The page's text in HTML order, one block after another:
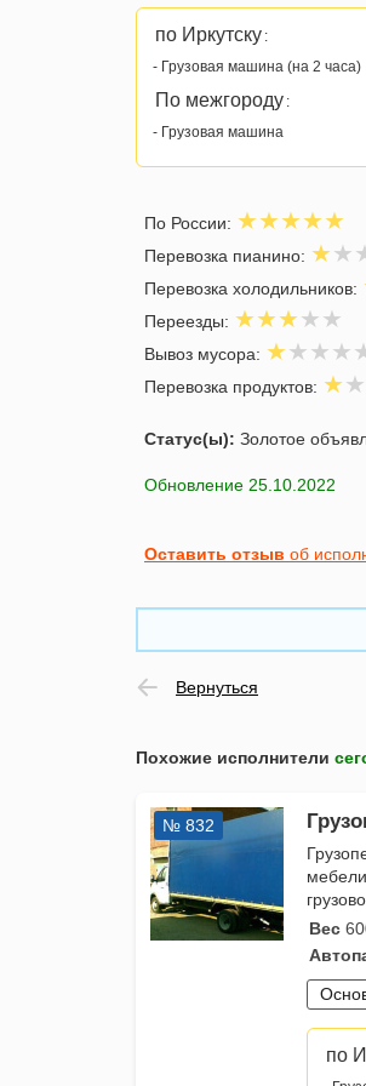
по Иркутску :
- Грузовая машина (на 2 часа)
По межгороду :
- Грузовая машина
По России:
Перевозка пианино:
Перевозка холодильников:
Переезды:
Вывоз мусора:
Перевозка продуктов:
Статус(ы): Золотое
Обновление 25.10.2022
Оставить отзыв об
Вернуться
Похожие исполнители
№ 832
Вес
по